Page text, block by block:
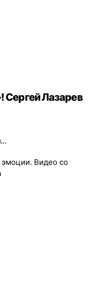
Сергей Лазарев